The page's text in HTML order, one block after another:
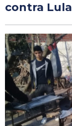
contra Lula